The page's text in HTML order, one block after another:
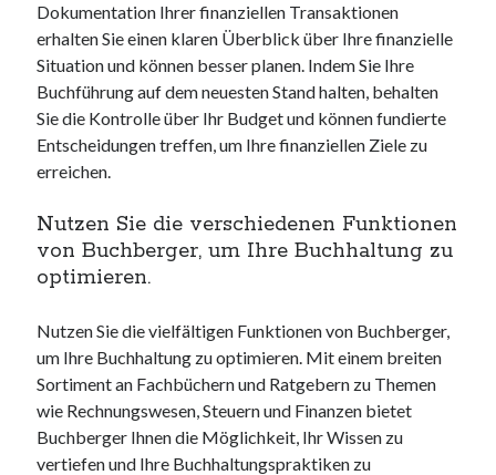
Dokumentation Ihrer finanziellen Transaktionen
erhalten Sie einen klaren Überblick über Ihre finanzielle
Situation und können besser planen. Indem Sie Ihre
Buchführung auf dem neuesten Stand halten, behalten
Sie die Kontrolle über Ihr Budget und können fundierte
Entscheidungen treffen, um Ihre finanziellen Ziele zu
erreichen.
Nutzen Sie die verschiedenen Funktionen
von Buchberger, um Ihre Buchhaltung zu
optimieren.
Nutzen Sie die vielfältigen Funktionen von Buchberger,
um Ihre Buchhaltung zu optimieren. Mit einem breiten
Sortiment an Fachbüchern und Ratgebern zu Themen
wie Rechnungswesen, Steuern und Finanzen bietet
Buchberger Ihnen die Möglichkeit, Ihr Wissen zu
vertiefen und Ihre Buchhaltungspraktiken zu